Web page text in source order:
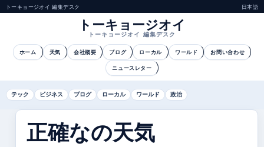
トーキョージオイ 編集デスク 日本語
トーキョージオイ
トーキョージオイ 編集デスク
ホーム 天気 会社概要 ブログ ローカル ワールド お問い合わせ
ニュースレター
テック ビジネス ブログ ローカル ワールド 政治
正確なの天気